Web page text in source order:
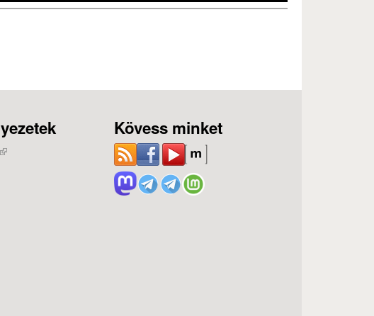
(külső hivatkozás)
hivatkozás)
Kövess minket